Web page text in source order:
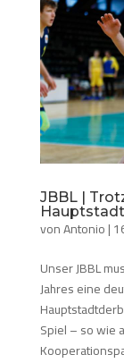
JBBL |
vonAntonio|
Unser JBBL
Jahres eine
Spiel – so wie